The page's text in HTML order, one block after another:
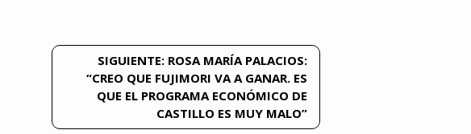
SIGUIENTE: ROSA MARÍA PALACIOS:
“CREO QUE FUJIMORI VA A GANAR. ES
QUE EL PROGRAMA ECONÓMICO DE
CASTILLO ES MUY MALO”